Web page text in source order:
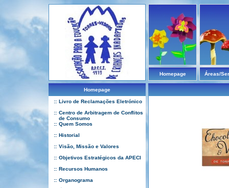
Homepage Áreas/
Homepage
:: Livro de Reclamações Eletrónico
:: Centro de Arbitragem de Conflitos
de Consumo
:: Quem Somos
:: Historial
:: Visão, Missão e Valores
:: Objetivos Estratégicos da APECI
:: Recursos Humanos
:: Organograma